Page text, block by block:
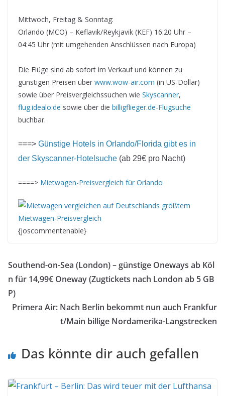
Mittwoch, Freitag & Sonntag:
Orlando (MCO) – Keflavik/Reykjavik (KEF) 16:20 Uhr –
04:45 Uhr (mit umgehenden Anschlüssen nach Europa)
Die Flüge sind ab sofort im Verkauf und können zu
günstigen Preisen über www.wow-air.com (in US-Dollar)
sowie über Preisvergleichssuchen wie Skyscanner,
flug.idealo.de sowie über die billigflieger.de-Flugsuche
buchbar.
===> Günstige Hotels in Orlando/Florida gibt es in
der Skyscanner-Hotelsuche (ab 29€ pro Nacht)
====> Mietwagen-Preisvergleich für Orlando
{joscommentenable}
Southend-on-Sea (London) – günstige Oneways ab Köl
n für 14,99€ Oneway (Zugtickets nach London ab 5 GB
P)
Primera Air: Nach Berlin bekommt nun auch Frankfur
t/Main billige Nordamerika-Langstrecken
Das könnte dir auch gefallen